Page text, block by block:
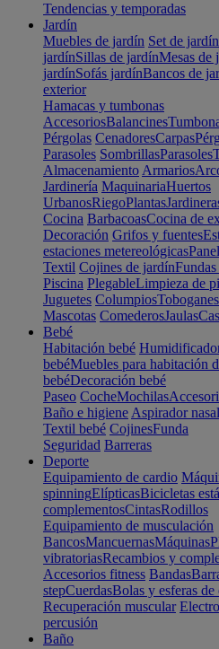
Tendencias y temporadas
Jardín
Muebles de jardín Set de jardín
jardínSillas de jardínMesas de
jardínSofás jardínBancos de
exterior
Hamacas y tumbonas
AccesoriosBalancines
Pérgolas CenadoresCarpas
Parasoles SombrillasParasoles
Almacenamiento Armarios
Jardinería MaquinariaHuertos
UrbanosRiegoPlantas
Cocina BarbacoasCocina de
Decoración Grifos y fuentes
estaciones metereológicas
Textil Cojines de jardín
Piscina PlegableLimpieza de
Juguetes ColumpiosToboganes
Mascotas ComederosJaulas
Bebé
Habitación bebé
bebéMuebles para habitación
bebéDecoración bebé
Paseo CocheMochilas
Baño e higiene Aspirador nasal
Textil bebé CojinesFunda
Seguridad Barreras
Deporte
Equipamiento de cardio
spinningElípticasBicicletas
complementosCintasRodillos
Equipamiento de musculación
BancosMancuernasMáquinas
vibratoriasRecambios y
Accesorios fitness Bandas
stepCuerdasBolas y esferas
Recuperación muscular
percusión
Baño